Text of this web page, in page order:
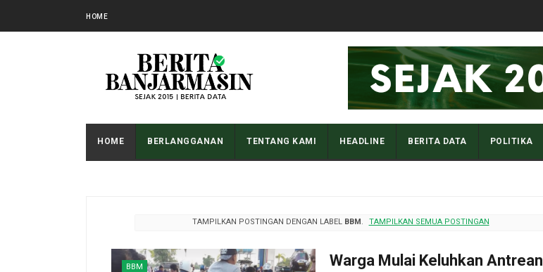
HOME
HOME BERLANGGANAN TENTANG KAMI HEADLINE BERITA DATA POLITIKA
TAMPILKAN POSTINGAN DENGAN LABEL BBM . TAMPILKAN SEMUA POSTINGAN
BBM
Warga Mulai Keluhkan Antrean